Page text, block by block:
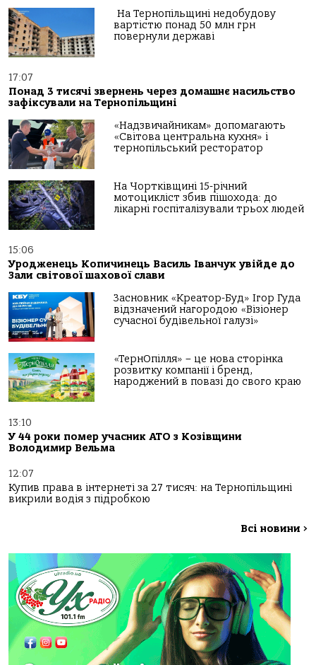
На Тернопільщині недобудову
вартістю понад 50 млн грн
повернули державі
17:07
Понад 3 тисячі звернень через домашнє насильство
зафіксували на Тернопільщині
«Надзвичайникам» допомагають
«Світова центральна кухня» і
тернопільський ресторатор
На Чортківщині 15-річний
мотоцикліст збив пішохода: до
лікарні госпіталізували трьох людей
15:06
Уродженець Копичинець Василь Іванчук увійде до
Зали світової шахової слави
Засновник «Креатор-Буд» Ігор Гуда
відзначений нагородою «Візіонер
сучасної будівельної галузі»
«ТернОпілля» – це нова сторінка
розвитку компанії і бренд,
народжений в повазі до свого краю
13:10
У 44 роки помер учасник АТО з Козівщини
Володимир Вельма
12:07
Купив права в інтернеті за 27 тисяч: на Тернопільщині
викрили водія з підробкою
Всі новини >